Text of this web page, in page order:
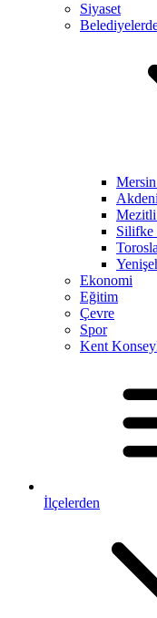
Siyaset
Silifke
Ekonomi
Eğitim
Çevre
Spor
Kent
İlçelerden